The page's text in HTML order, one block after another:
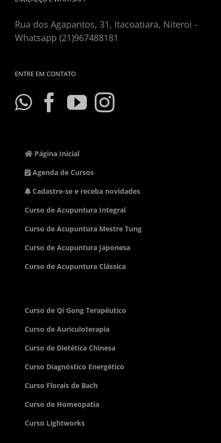
Rua dos Agapantos, 31, Itacoatiara, Niteroi -
Whatsapp (21)967488181
ENTRE EM CONTATO
Página Inicial
Agenda de Cursos
Cadastre-se e receba novidades
Curso de Acupuntura Integral
Curso de Acupuntura Mestre Tung
Curso de Acupuntura Japonesa
Curso de Acupuntura Clássica
Curso de Qi Gong Terapêutico
Curso de Auriculoterapia
Curso de Dietética Chinesa
Curso Diagnóstico Energético
Curso Florais de Bach
Curso de Homeopatia
Curso Lightworks